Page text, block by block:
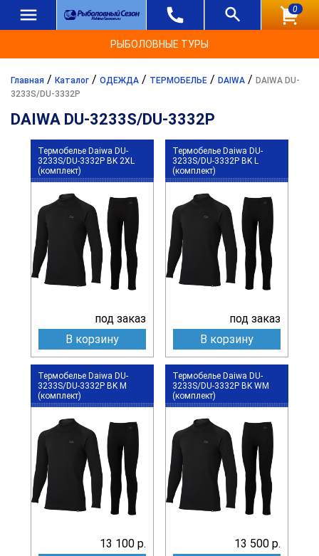
0
РЫБОЛОВНЫЕ ТУРЫ
Главная / Каталог / ОДЕЖДА / ТЕРМОБЕЛЬЕ / DAIWA / DAIWA DU-
3233S/DU-3332P
DAIWA DU-3233S/DU-3332P
Термобелье Daiwa DU-
3233S/DU-3332P BK 2XL
(комплект)
под заказ
В корзину
Термобелье Daiwa DU-
3233S/DU-3332P BK L
(комплект)
под заказ
В корзину
Термобелье Daiwa DU-
3233S/DU-3332P BK M
(комплект)
13 100 р.
Термобелье Daiwa DU-
3233S/DU-3332P BK WM
(комплект)
13 500 р.